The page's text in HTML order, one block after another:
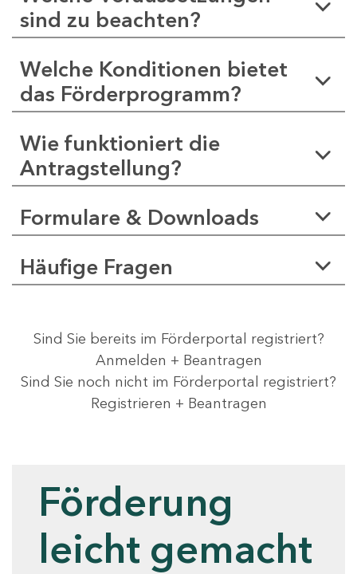
sind zu beachten?
Welche Konditionen bietet
das Förderprogramm?
Wie funktioniert die
Antragstellung?
Formulare & Downloads
Häufige Fragen
Sind Sie bereits im Förderportal registriert?
Anmelden + Beantragen
Sind Sie noch nicht im Förderportal registriert?
Registrieren + Beantragen
Förderung
leicht gemacht